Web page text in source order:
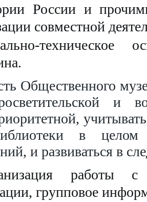
России и
совместной
техническое
Общественного
и
в
и развиваться в
работы с
групповое